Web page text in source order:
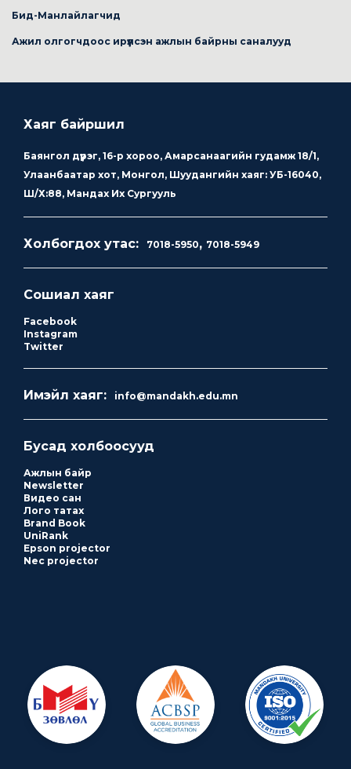
Бид-Манлайлагчид
Ажил олгогчдоос ирүүлсэн ажлын байрны саналууд
Хаяг байршил
Баянгол дүүрэг, 16-р хороо, Амарсанаагийн гудамж 18/1,
Улаанбаатар хот, Монгол, Шуудангийн хаяг: УБ-16040,
Ш/Х:88, Мандах Их Сургууль
Холбогдох утас: 7018-5950, 7018-5949
Сошиал хаяг
Facebook
Instagram
Twitter
Имэйл хаяг: info@mandakh.edu.mn
Бусад холбоосууд
Ажлын байр
Newsletter
Видео сан
Лого татах
Brand Book
UniRank
Epson projector
Nec projector